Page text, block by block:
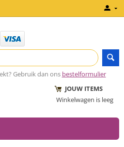
Gebruik dan ons bestelformulier
JOUW ITEMS
Winkelwagen is leeg